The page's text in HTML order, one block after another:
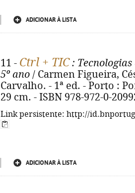
ADICIONAR À LISTA
11 - Ctrl + TIC: Tecnologias
5º ano / Carmen Figueira,
Carvalho. - 1ª ed. - Porto :
29 cm. - ISBN 978-972-0-
Link persistente: http://
ADICIONAR À LISTA